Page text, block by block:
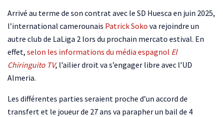
Arrivé au terme de son contrat avec le SD Huesca en juin 2025,
l’international camerounais Patrick Soko va rejoindre un
autre club de LaLiga 2 lors du prochain mercato estival. En
effet, selon les informations du média espagnol El
Chiringuito TV, l’ailier droit va s’engager libre avec l’UD
Almeria.
Les différentes parties seraient proche d’un accord de
transfert et le joueur de 27 ans va parapher un bail de 4